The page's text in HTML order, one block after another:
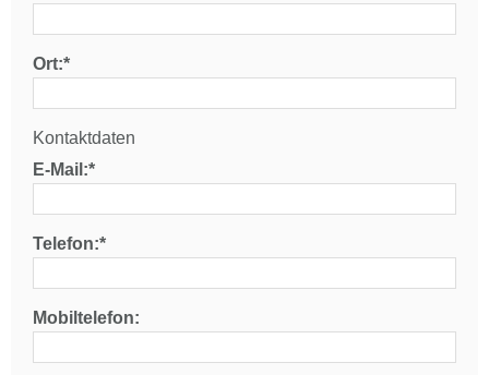
Ort:*
Kontaktdaten
E-Mail:*
Telefon:*
Mobiltelefon: